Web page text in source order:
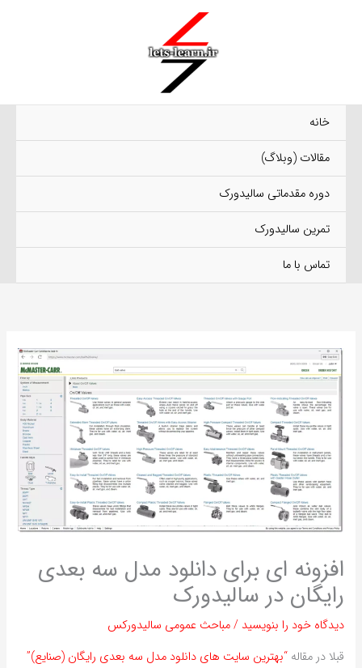
خانه
مقالات (وبلاگ)
دوره مقدماتی سالیدورک
تمرین سالیدورک
تماس با ما
افزونه ای برای دانلود مدل سه بعدی
رایگان در سالیدورک
دیدگاه‌ خود را بنویسید /مباحث عمومی سالیدورکس
قبلا در مقاله“بهترین سایت های دانلود مدل سه بعدی رایگان (صنایع)”